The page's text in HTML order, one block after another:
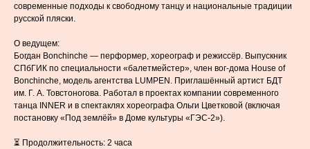
современные подходы к свободному танцу и национальные традиции
русской пляски.
О ведущем:
Богдан Bonchinche — перформер, хореограф и режиссёр. Выпускник
СПбГИК по специальности «балетмейстер», член вог-дома House of
Bonchinche, модель агентства LUMPEN. Приглашённый артист БДТ
им. Г. А. Товстоногова. Работал в проектах компании современного
танца INNER и в спектаклях хореографа Ольги Цветковой (включая
постановку «Под землёй» в Доме культуры «ГЭС-2»).
⏳ Продолжительность: 2 часа